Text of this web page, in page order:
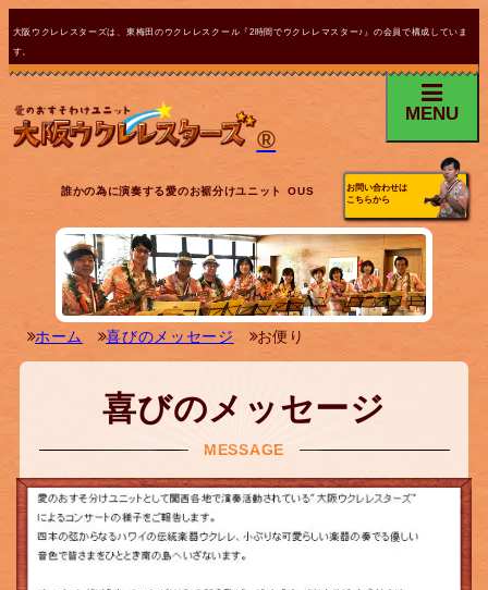
大阪ウクレレスターズは、東梅田のウクレレスクール『2時間でウクレレマスター♪』の会員で構成していま
す。
®
MENU
誰かの為に演奏する愛のお裾分けユニット OUS
お問い合わせは
こちらから
ホーム 喜びのメッセージ お便り
喜びのメッセージ
MESSAGE